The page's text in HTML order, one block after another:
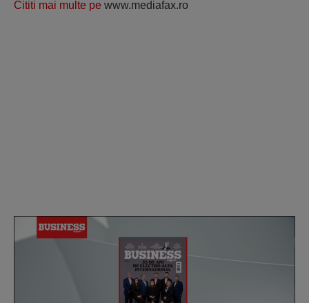
Cititi mai multe pe www.mediafax.ro